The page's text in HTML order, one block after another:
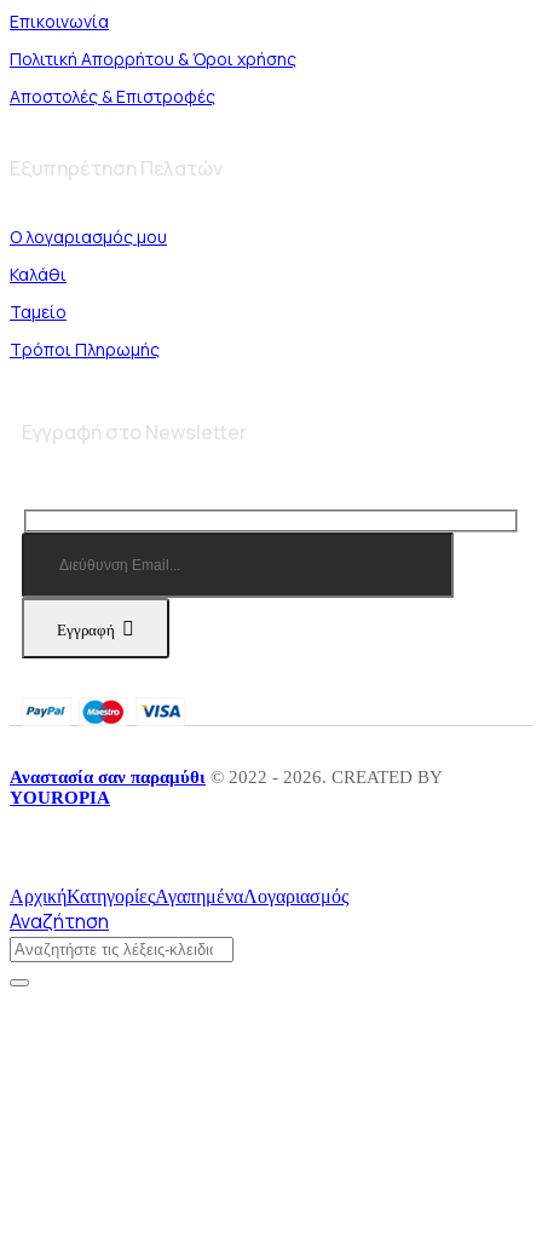
Επικοινωνία
Πολιτική Απορρήτου & Όροι χρήσης
Αποστολές & Επιστροφές
Εξυπηρέτηση Πελατών
Ο λογαριασμός μου
Καλάθι
Ταμείο
Τρόποι Πληρωμής
Εγγραφή στο Newsletter
Εγγραφή
Αναστασία σαν παραμύθι © 2022 - 2026. CREATED BY
YOUROPIA
ΑρχικήΚατηγορίεςΑγαπημέναΛογαριασμός
Αναζήτηση